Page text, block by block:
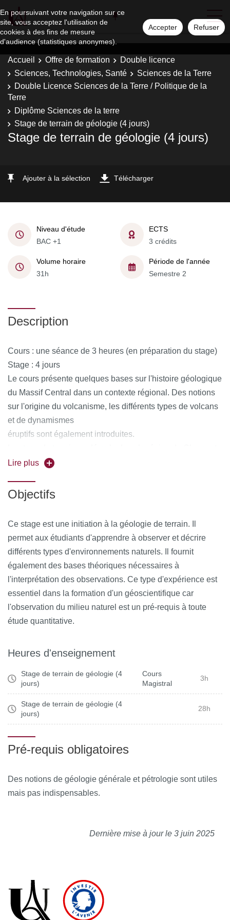
En poursuivant votre navigation sur ce
site, vous acceptez l'utilisation de
cookies à des fins de mesure
d'audience (statistiques anonymes).
Accepter Refuser
Accueil Offre de formation
Double licence
Sciences, Technologies, Santé
Sciences de la Terre
Double Licence Sciences de la Terre / Politique de la
Terre
Diplôme Sciences de la terre
Stage de terrain de géologie (4 jours)
Stage de terrain de géologie (4 jours)
Ajouter à la sélection Télécharger
Niveau d'étude
BAC +1
ECTS
3 crédits
Volume horaire
31h
Période de l'année
Semestre 2
Description
Cours : une séance de 3 heures (en préparation du stage)
Stage : 4 jours
Le cours présente quelques bases sur l'histoire géologique
du Massif Central dans un contexte régional. Des notions
sur l'origine du volcanisme, les différents types de volcans
et de dynamismes
éruptifs sont également introduites.
Ferrand. Le voyage en car permet de découvrir un nombre
des bases de géomorphologie, volcanologie, pétrologie et
tectonique. L'observation de paysages, notamment des
tectoniques, volcaniques et sédimentaires de la
région. La description texturale et minéralogique de roches
magmatiques et sédimentaires permet de comprendre leur
mode de formation. Couplé aux observations tectoniques,
cela nous conduit à reconstruire l'histoire géologique de la
Lire plus
Objectifs
Ce stage est une initiation à la géologie de terrain. Il
permet aux étudiants d'apprendre à observer et décrire
différents types d'environnements naturels. Il fournit
également des bases théoriques nécessaires à
l'interprétation des observations. Ce type d'expérience est
essentiel dans la formation d'un géoscientifique car
l'observation du milieu naturel est un pré-requis à toute
étude quantitative.
Heures d'enseignement
Stage de terrain de géologie (4
jours)
Cours
Magistral
3h
Stage de terrain de géologie (4
jours)
28h
Pré-requis obligatoires
Des notions de géologie générale et pétrologie sont utiles
mais pas indispensables.
Dernière mise à jour le 3 juin 2025